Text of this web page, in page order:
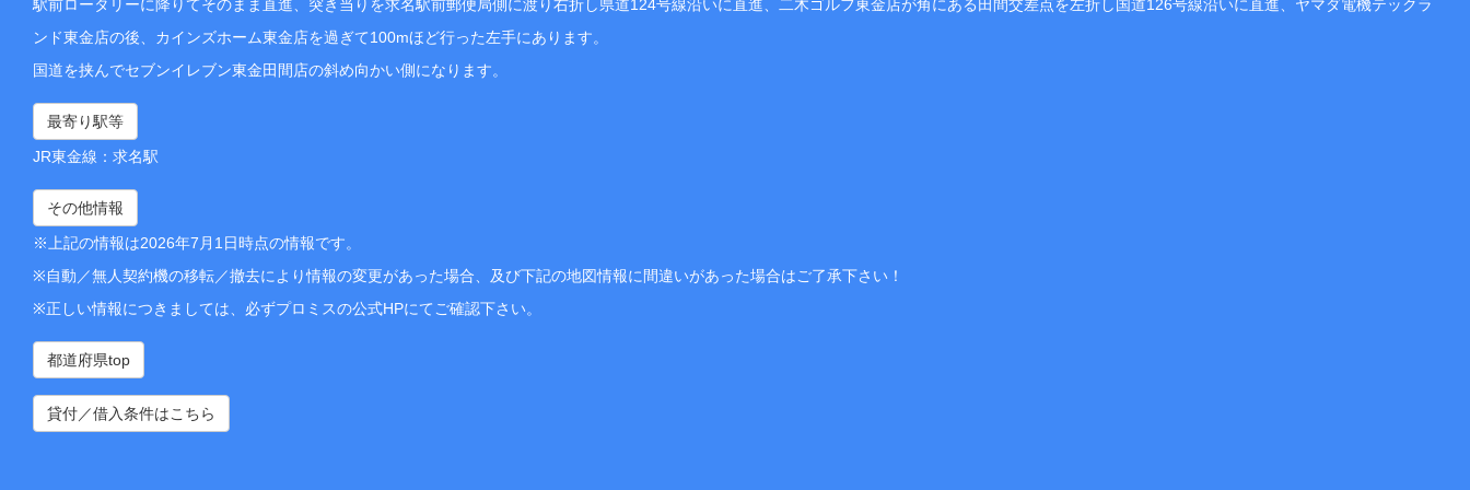
駅前ロータリーに降りてそのまま直進、突き当りを求名駅前郵便局側に渡り右折し県道124号線沿いに直進、二木ゴルフ東金店が角にある田間交差点を左折し国道126号線沿いに直進、ヤマダ電機テックラ
ンド東金店の後、カインズホーム東金店を過ぎて100mほど行った左手にあります。
国道を挟んでセブンイレブン東金田間店の斜め向かい側になります。
最寄り駅等
JR東金線：求名駅
その他情報
※上記の情報は2026年7月1日時点の情報です。
※自動／無人契約機の移転／撤去により情報の変更があった場合、及び下記の地図情報に間違いがあった場合はご了承下さい！
※正しい情報につきましては、必ずプロミスの公式HPにてご確認下さい。
都道府県top
貸付／借入条件はこちら